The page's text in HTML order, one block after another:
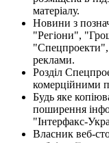
матеріалу.
Новини з
"Регіони",
реклами.
Розділ
комерційними
Будь яке
поширення
"Інтерфакс-
Власник веб-